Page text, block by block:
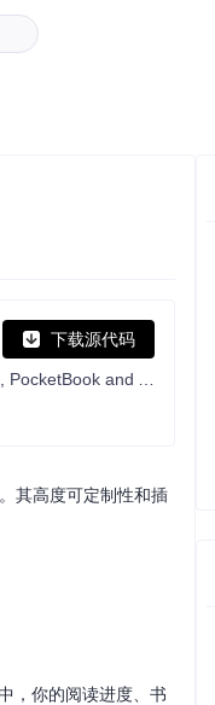
下载源代码
其高度可定制性和插
，你的阅读进度、书